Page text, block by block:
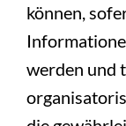
können,
werden und